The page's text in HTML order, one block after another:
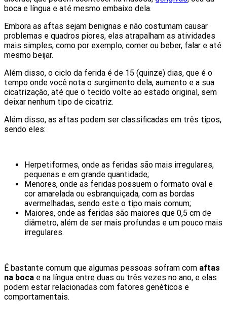
boca e língua e até mesmo embaixo dela.
Embora as aftas sejam benignas e não costumam causar
problemas e quadros piores, elas atrapalham as atividades
mais simples, como por exemplo, comer ou beber, falar e até
mesmo beijar.
Além disso, o ciclo da ferida é de 15 (quinze) dias, que é o
tempo onde você nota o surgimento dela, aumento e a sua
cicatrização, até que o tecido volte ao estado original, sem
deixar nenhum tipo de cicatriz.
Além disso, as aftas podem ser classificadas em três tipos,
sendo eles:
Herpetiformes, onde as feridas são mais irregulares,
pequenas e em grande quantidade;
Menores, onde as feridas possuem o formato oval e
cor amarelada ou esbranquiçada, com as bordas
avermelhadas, sendo este o tipo mais comum;
Maiores, onde as feridas são maiores que 0,5 cm de
diâmetro, além de ser mais profundas e um pouco mais
irregulares.
É bastante comum que algumas pessoas sofram com aftas
na boca e na língua entre duas ou três vezes no ano, e elas
podem estar relacionadas com fatores genéticos e
comportamentais.